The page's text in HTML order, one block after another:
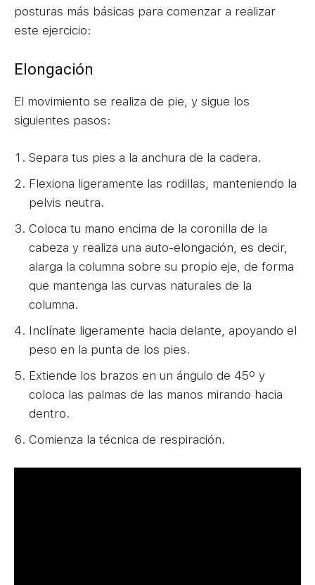
posturas más básicas para comenzar a realizar
este ejercicio:
Elongación
El movimiento se realiza de pie, y sigue los
siguientes pasos:
Separa tus pies a la anchura de la cadera.
Flexiona ligeramente las rodillas, manteniendo la
pelvis neutra.
Coloca tu mano encima de la coronilla de la
cabeza y realiza una auto-elongación, es decir,
alarga la columna sobre su propio eje, de forma
que mantenga las curvas naturales de la
columna.
Inclínate ligeramente hacia delante, apoyando el
peso en la punta de los pies.
Extiende los brazos en un ángulo de 45º y
coloca las palmas de las manos mirando hacia
dentro.
Comienza la técnica de respiración.